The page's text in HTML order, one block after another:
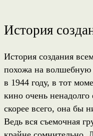
История
История создания
похожа на волшебную
в 1944 году, в тот
кино очень
скорее всего, она бы
Ведь вся съемочная